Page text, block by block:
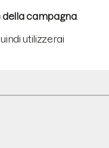
della campagna.
utilizzerai